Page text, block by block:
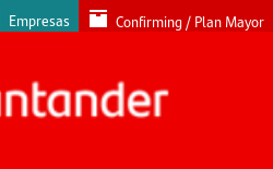
Empresas Confirming / Plan Mayor